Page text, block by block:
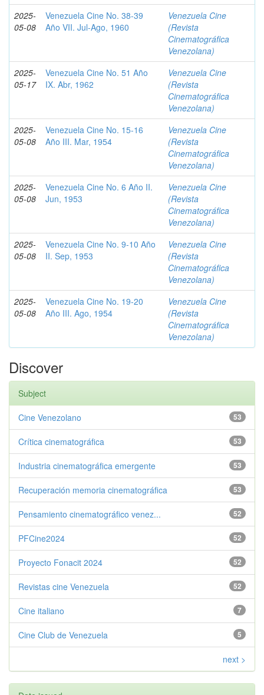
2025-
05-08
Venezuela Cine No. 38-39
Año VII. Jul-Ago, 1960
Venezuela Cine
(Revista
Cinematográfica
Venezolana)
2025-
05-17
Venezuela Cine No. 51 Año
IX. Abr, 1962
Venezuela Cine
(Revista
Cinematográfica
Venezolana)
2025-
05-08
Venezuela Cine No. 15-16
Año III. Mar, 1954
Venezuela Cine
(Revista
Cinematográfica
Venezolana)
2025-
05-08
Venezuela Cine No. 6 Año II.
Jun, 1953
Venezuela Cine
(Revista
Cinematográfica
Venezolana)
2025-
05-08
Venezuela Cine No. 9-10 Año
II. Sep, 1953
Venezuela Cine
(Revista
Cinematográfica
Venezolana)
2025-
05-08
Venezuela Cine No. 19-20
Año III. Ago, 1954
Venezuela Cine
(Revista
Cinematográfica
Venezolana)
Discover
Subject
53
Cine Venezolano
53
Crítica cinematográfica
53
Industria cinematográfica emergente
53
Recuperación memoria cinematográfica
52
Pensamiento cinematográfico venez...
52
PFCine2024
52
Proyecto Fonacit 2024
52
Revistas cine Venezuela
7
Cine italiano
5
Cine Club de Venezuela
next >